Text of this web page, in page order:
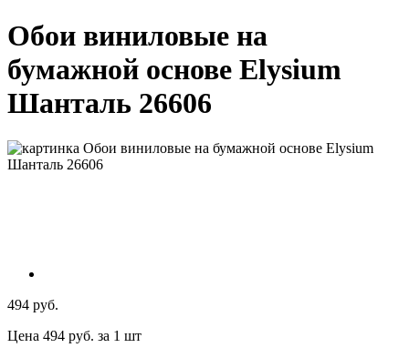
Обои виниловые на
бумажной основе Elysium
Шанталь 26606
494 руб.
Цена 494 руб. за 1 шт